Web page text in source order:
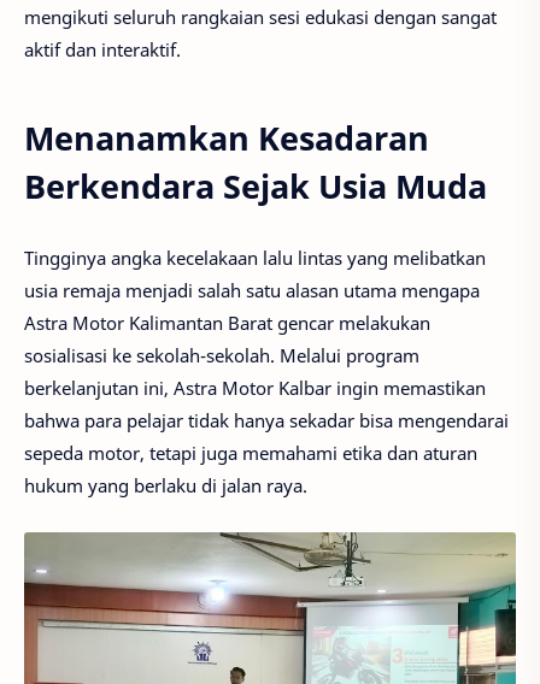
mengikuti seluruh rangkaian sesi edukasi dengan sangat
aktif dan interaktif.
Menanamkan Kesadaran
Berkendara Sejak Usia Muda
Tingginya angka kecelakaan lalu lintas yang melibatkan
usia remaja menjadi salah satu alasan utama mengapa
Astra Motor Kalimantan Barat gencar melakukan
sosialisasi ke sekolah-sekolah. Melalui program
berkelanjutan ini, Astra Motor Kalbar ingin memastikan
bahwa para pelajar tidak hanya sekadar bisa mengendarai
sepeda motor, tetapi juga memahami etika dan aturan
hukum yang berlaku di jalan raya.